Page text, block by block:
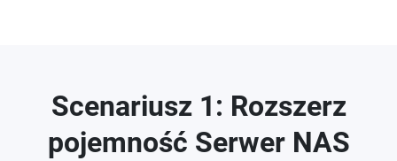
Scenariusz 1: Rozszerz
pojemność Serwer NAS